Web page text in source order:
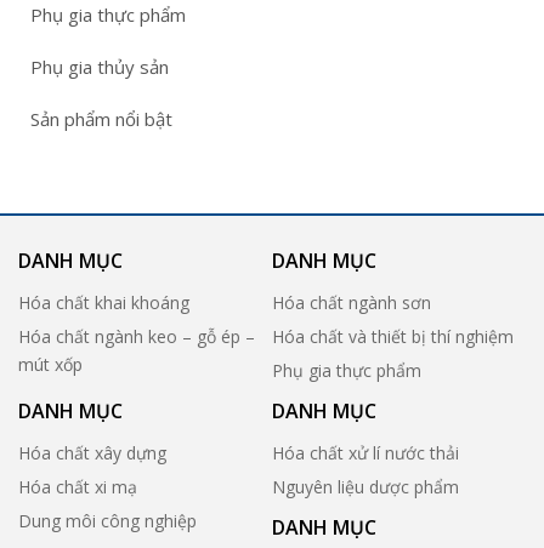
Phụ gia thực phẩm
Phụ gia thủy sản
Sản phẩm nổi bật
DANH MỤC
Hóa chất khai khoáng
Hóa chất ngành keo – gỗ ép –
mút xốp
DANH MỤC
Hóa chất ngành sơn
Hóa chất và thiết bị thí nghiệm
Phụ gia thực phẩm
DANH MỤC
Hóa chất xây dựng
Hóa chất xi mạ
Dung môi công nghiệp
DANH MỤC
Hóa chất xử lí nước thải
Nguyên liệu dược phẩm
DANH MỤC